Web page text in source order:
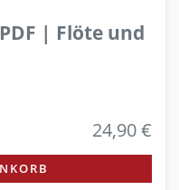
| Flöte und
24,90 €